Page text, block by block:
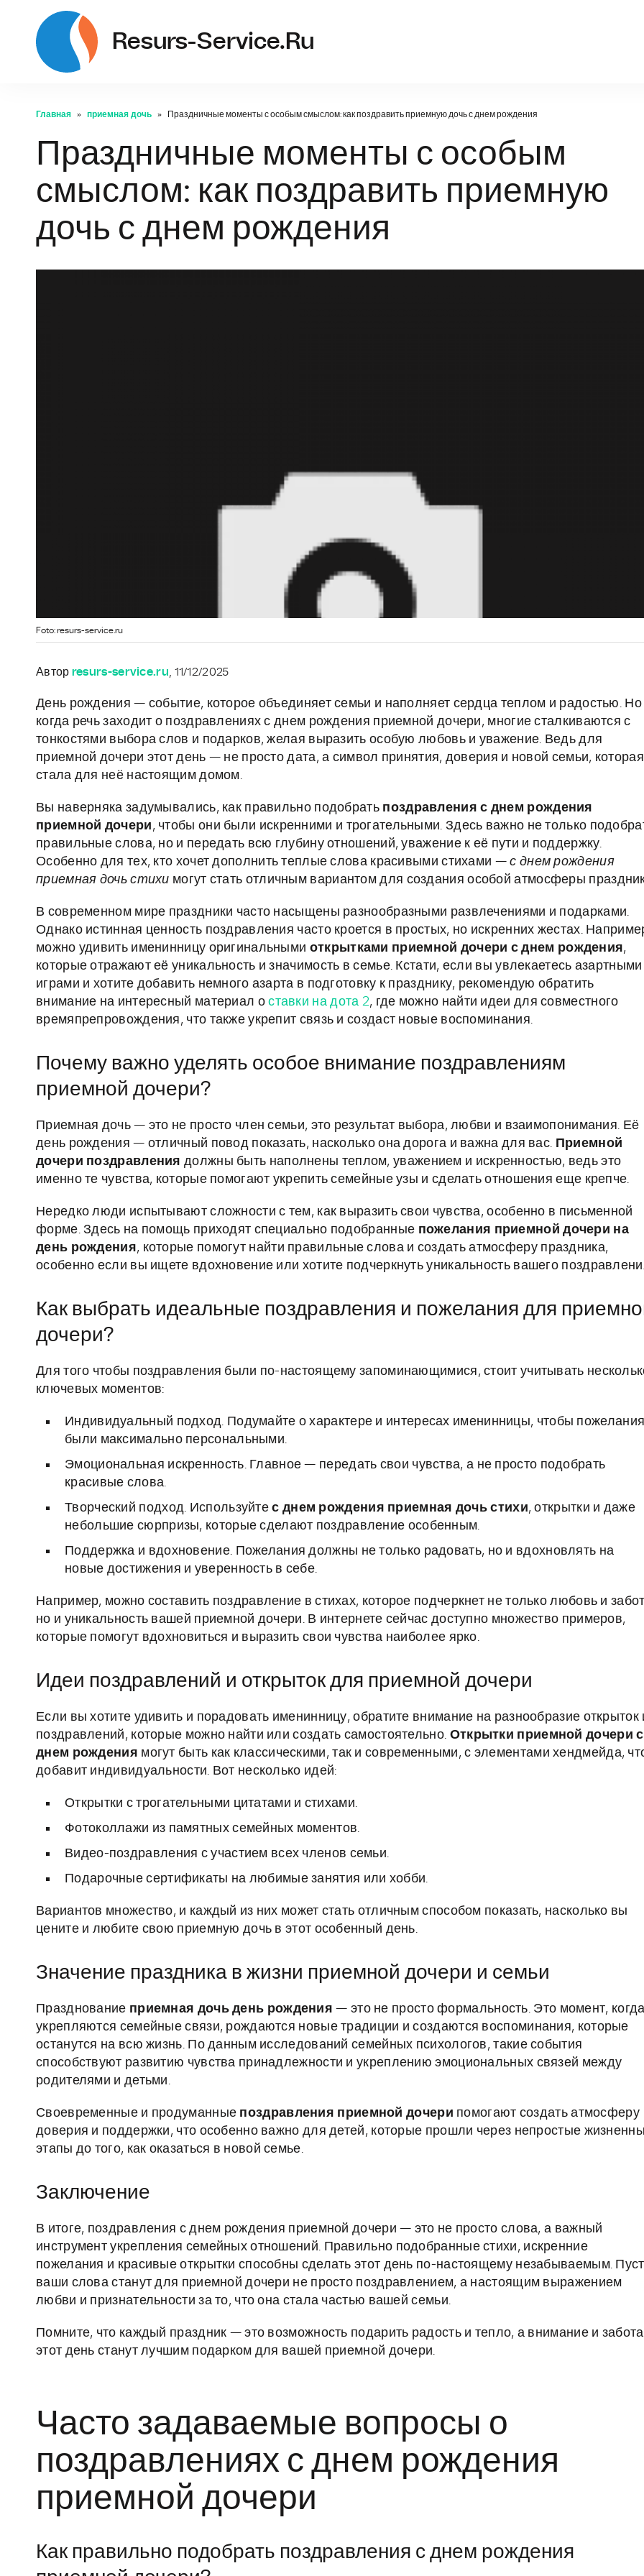
Resurs-Service.ru
Главная приемная дочь Праздничные моменты с особым смыслом: как поздравить приемную дочь с днем рождения
Праздничные моменты с особым
смыслом: как поздравить приемную
дочь с днем рождения
Foto: resurs-service.ru
Автор resurs-service.ru, 11/12/2025
День рождения — событие, которое объединяет семьи и наполняет сердца теплом и радостью. Но
когда речь заходит о поздравлениях с днем рождения приемной дочери, многие сталкиваются с
тонкостями выбора слов и подарков, желая выразить особую любовь и уважение. Ведь для
приемной дочери этот день — не просто дата, а символ принятия, доверия и новой семьи, которая
стала для неё настоящим домом.
Вы наверняка задумывались, как правильно подобрать поздравления с днем рождения
приемной дочери, чтобы они были искренними и трогательными. Здесь важно не только
правильные слова, но и передать всю глубину отношений, уважение к её пути и поддержку.
Особенно для тех, кто хочет дополнить теплые слова красивыми стихами —с днем рождения
приемная дочь стихи могут стать отличным вариантом для создания особой атмосферы
В современном мире праздники часто насыщены разнообразными развлечениями и подарками.
Однако истинная ценность поздравления часто кроется в простых, но искренних жестах.
можно удивить именинницу оригинальными открытками приемной дочери с днем рождения,
которые отражают её уникальность и значимость в семье. Кстати, если вы увлекаетесь азартными
играми и хотите добавить немного азарта в подготовку к празднику, рекомендую обратить
внимание на интересный материал оставки на дота 2, где можно найти идеи для совместного
времяпрепровождения, что также укрепит связь и создаст новые воспоминания.
Почему важно уделять особое внимание поздравлениям
приемной дочери?
Приемная дочь — это не просто член семьи, это результат выбора, любви и взаимопонимания. Её
день рождения — отличный повод показать, насколько она дорога и важна для вас. Приемной
дочери поздравления должны быть наполнены теплом, уважением и искренностью, ведь это
именно те чувства, которые помогают укрепить семейные узы и сделать отношения еще крепче.
Нередко люди испытывают сложности с тем, как выразить свои чувства, особенно в письменной
форме. Здесь на помощь приходят специально подобранные пожелания приемной дочери на
день рождения, которые помогут найти правильные слова и создать атмосферу праздника,
особенно если вы ищете вдохновение или хотите подчеркнуть уникальность вашего
Как выбрать идеальные поздравления и пожелания для
дочери?
Для того чтобы поздравления были по-настоящему запоминающимися, стоит учитывать
ключевых моментов:
Индивидуальный подход. Подумайте о характере и интересах именинницы, чтобы
были максимально персональными.
Эмоциональная искренность. Главное — передать свои чувства, а не просто подобрать
красивые слова.
Творческий подход. Используйтес днем рождения приемная дочь стихи, открытки и даже
небольшие сюрпризы, которые сделают поздравление особенным.
Поддержка и вдохновение. Пожелания должны не только радовать, но и вдохновлять на
новые достижения и уверенность в себе.
Например, можно составить поздравление в стихах, которое подчеркнет не только любовь и
но и уникальность вашей приемной дочери. В интернете сейчас доступно множество примеров,
которые помогут вдохновиться и выразить свои чувства наиболее ярко.
Идеи поздравлений и открыток для приемной дочери
Если вы хотите удивить и порадовать именинницу, обратите внимание на разнообразие открыток
поздравлений, которые можно найти или создать самостоятельно. Открытки приемной дочери с
днем рождения могут быть как классическими, так и современными, с элементами хендмейда,
добавит индивидуальности. Вот несколько идей:
Открытки с трогательными цитатами и стихами.
Фотоколлажи из памятных семейных моментов.
Видео-поздравления с участием всех членов семьи.
Подарочные сертификаты на любимые занятия или хобби.
Вариантов множество, и каждый из них может стать отличным способом показать, насколько вы
цените и любите свою приемную дочь в этот особенный день.
Значение праздника в жизни приемной дочери и семьи
Празднование приемная дочь день рождения — это не просто формальность. Это момент,
укрепляются семейные связи, рождаются новые традиции и создаются воспоминания, которые
останутся на всю жизнь. По данным исследований семейных психологов, такие события
способствуют развитию чувства принадлежности и укреплению эмоциональных связей между
родителями и детьми.
Своевременные и продуманные поздравления приемной дочери помогают создать атмосферу
доверия и поддержки, что особенно важно для детей, которые прошли через непростые
этапы до того, как оказаться в новой семье.
Заключение
В итоге, поздравления с днем рождения приемной дочери — это не просто слова, а важный
инструмент укрепления семейных отношений. Правильно подобранные стихи, искренние
пожелания и красивые открытки способны сделать этот день по-настоящему незабываемым.
ваши слова станут для приемной дочери не просто поздравлением, а настоящим выражением
любви и признательности за то, что она стала частью вашей семьи.
Помните, что каждый праздник — это возможность подарить радость и тепло, а внимание и
этот день станут лучшим подарком для вашей приемной дочери.
Часто задаваемые вопросы о
поздравлениях с днем рождения
приемной дочери
Как правильно подобрать поздравления с днем рождения